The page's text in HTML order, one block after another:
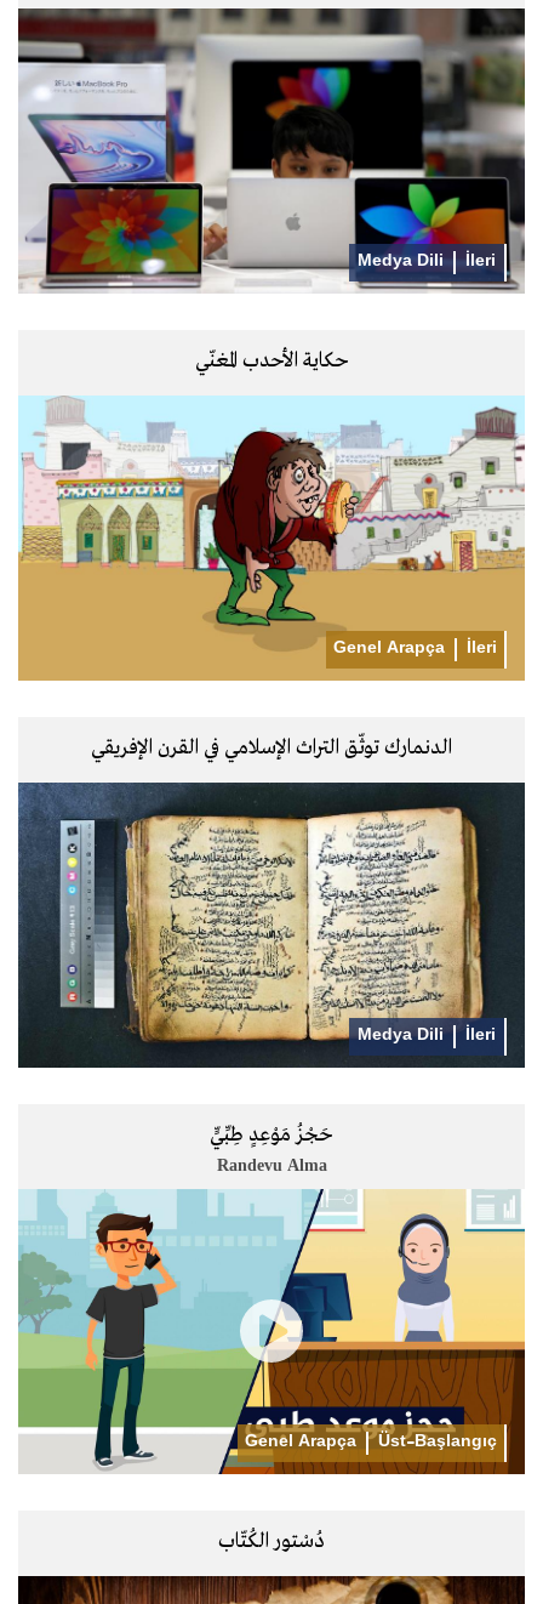
Medya Dili İleri
حكاية الأحدب المغنّي
Genel Arapça İleri
الدنمارك توثّق التراث الإسلامي في القرن الإفريقي
Medya Dili İleri
حَجْزُ مَوْعِدٍ طِبِّيٍّ
Randevu Alma
Genel Arapça Üst-Başlangıç